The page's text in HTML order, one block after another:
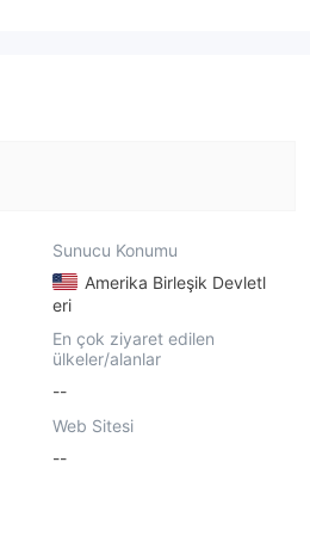
Sunucu Konumu
Amerika Birleşik Devletl
eri
En çok ziyaret edilen
ülkeler/alanlar
--
Web Sitesi
--